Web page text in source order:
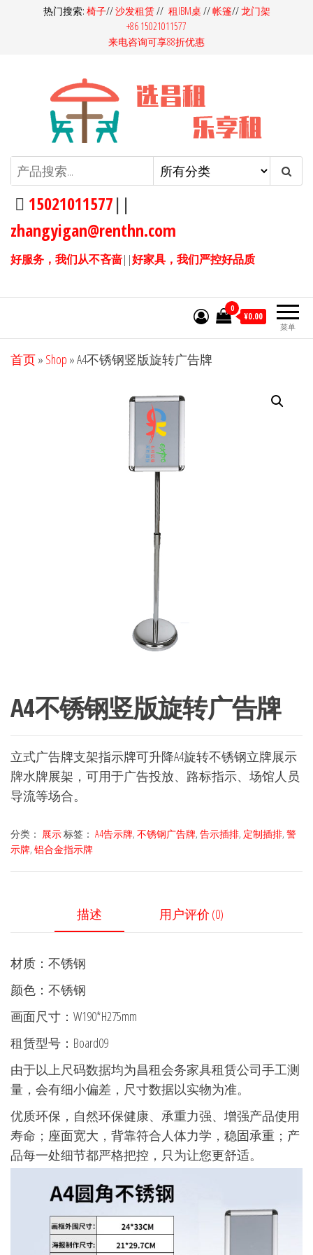
热门搜索: 椅子//沙发租赁// 租IBM桌 //帐篷//龙门架
+86 15021011577
来电咨询可享88折优惠
昌租会务家具租赁-桌椅租赁-高档
沙发租赁-吧桌吧椅租赁-展览展会
家具租赁
昌租会务一站式家具租赁平
台，多快好省选昌租会务！同
15021011577||
zhangyigan@renthn.com
好服务，我们从不吝啬||好家具，我们严控好品质
菜单
0
¥0.00
首页» Shop »A4不锈钢竖版旋转广告牌
A4不锈钢竖版旋转广告牌
立式广告牌支架指示牌可升降A4旋转不锈钢立牌展示
牌水牌展架，可用于广告投放、路标指示、场馆人员
导流等场合。
分类： 展示标签： A4告示牌, 不锈钢广告牌, 告示插排, 定制插排, 警
示牌, 铝合金指示牌
描述 用户评价 (0)
材质：不锈钢
颜色：不锈钢
画面尺寸：W190*H275mm
租赁型号：Board09
由于以上尺码数据均为昌租会务家具租赁公司手工测
量，会有细小偏差，尺寸数据以实物为准。
优质环保，自然环保健康、承重力强、增强产品使用
寿命；座面宽大，背靠符合人体力学，稳固承重；产
品每一处细节都严格把控，只为让您更舒适。